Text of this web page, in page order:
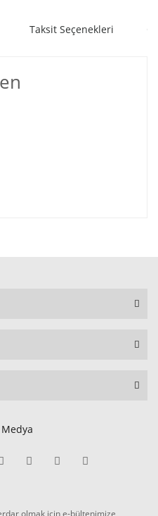
Taksit Seçenekleri
olmak için e-bültenimize